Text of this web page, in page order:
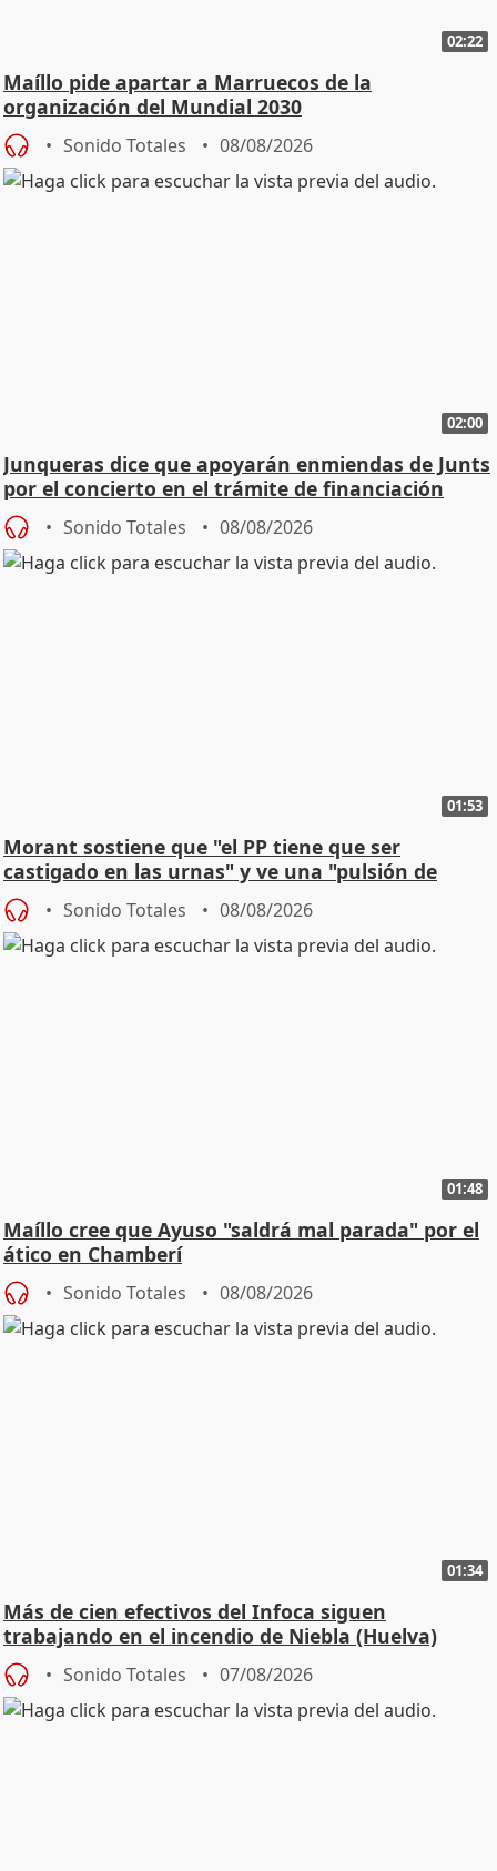
02:22
Maíllo pide apartar a Marruecos de la
organización del Mundial 2030
Sonido Totales 08/08/2026
02:00
Junqueras dice que apoyarán enmiendas de Junts
por el concierto en el trámite de financiación
Sonido Totales 08/08/2026
01:53
Morant sostiene que "el PP tiene que ser
castigado en las urnas" y ve una "pulsión de
cambio"
Sonido Totales 08/08/2026
01:48
Maíllo cree que Ayuso "saldrá mal parada" por el
ático en Chamberí
Sonido Totales 08/08/2026
01:34
Más de cien efectivos del Infoca siguen
trabajando en el incendio de Niebla (Huelva)
Sonido Totales 07/08/2026